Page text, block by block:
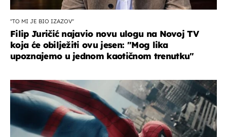
''TO MI JE BIO IZAZOV''
Filip Juričić najavio novu ulogu na Novoj TV
koja će obilježiti ovu jesen: ''Mog lika
upoznajemo u jednom kaotičnom trenutku''